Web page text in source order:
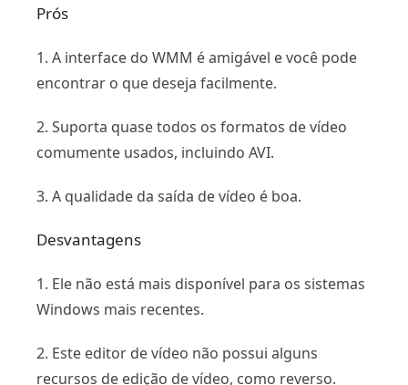
Prós
1. A interface do WMM é amigável e você pode
encontrar o que deseja facilmente.
2. Suporta quase todos os formatos de vídeo
comumente usados, incluindo AVI.
3. A qualidade da saída de vídeo é boa.
Desvantagens
1. Ele não está mais disponível para os sistemas
Windows mais recentes.
2. Este editor de vídeo não possui alguns
recursos de edição de vídeo, como reverso.